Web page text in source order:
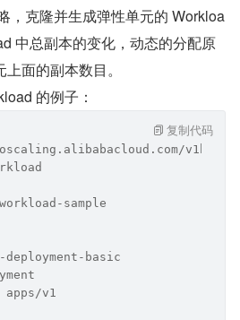
，克隆并生成弹性单元的 Workloa
中总副本的变化，动态的分配原
面的副本数目。
的例子：
v1beta1
sample
deployment-basic
apps/v1
复制代码